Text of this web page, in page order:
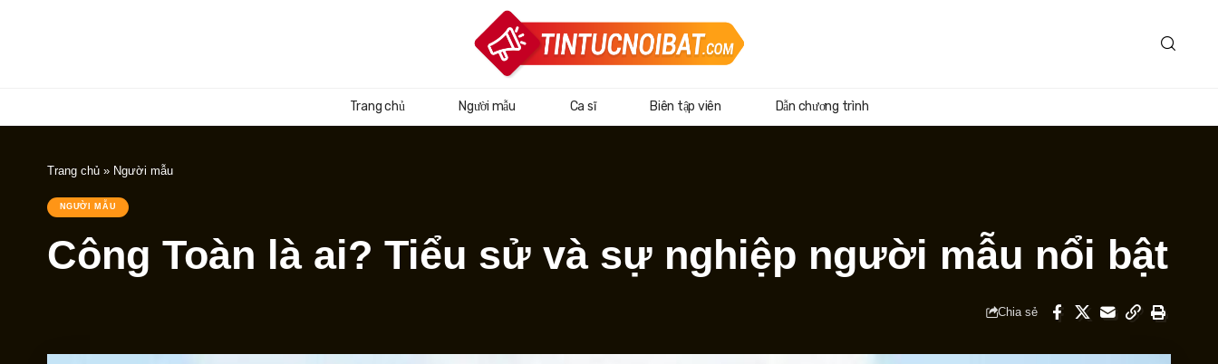
Trang chủ Người mẫu Ca sĩ Biên tập viên Dẫn chương trình
Trang chủ » Người mẫu
NGƯỜI MẪU
Công Toàn là ai? Tiểu sử và sự nghiệp người mẫu nổi bật
Chia sẻ